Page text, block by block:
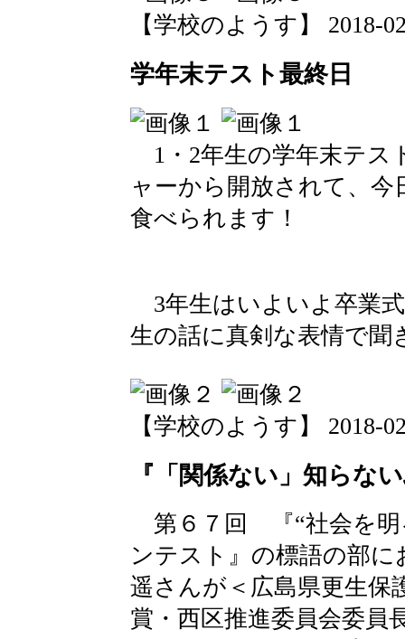
【学校のようす】 2018-
学年末テスト最終日
1・2年生の学年末テス
ャーから開放されて、
食べられます！
3年生はいよいよ卒業
生の話に真剣な表情で聞
【学校のようす】 2018-
『「関係ない」知らな
第６７回 『“社会を明
ンテスト』の標語の部
遥さんが＜広島県更生保
賞・西区推進委員会委員